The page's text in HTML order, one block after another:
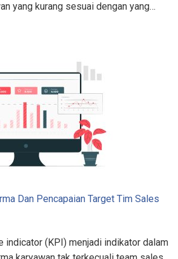
yang kurang sesuai dengan yang…
Dan Pencapaian Target Tim Sales
indicator (KPI) menjadi indikator dalam